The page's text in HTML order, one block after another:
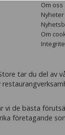
Om oss
Nyheter
Om
tar du del av
vi de bästa
företagande